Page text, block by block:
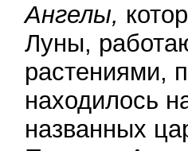
Ангелы,
Луны,
растениями,
находилось
названных